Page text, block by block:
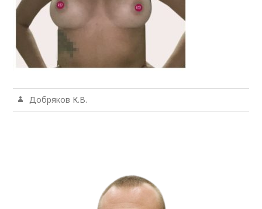
Добряков К.В.